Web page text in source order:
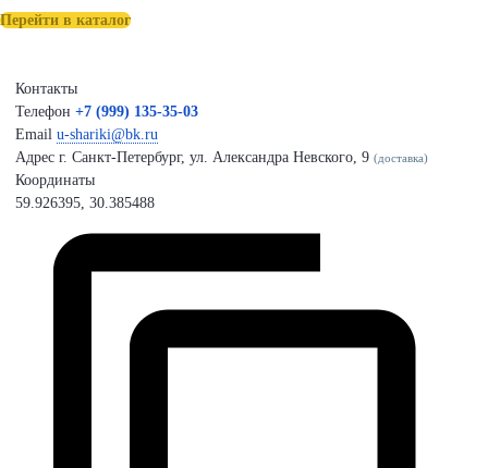
Перейти в каталог
Контакты
Телефон +7 (999) 135-35-03
Email u-shariki@bk.ru
Адрес г. Санкт-Петербург, ул. Александра Невского, 9 (доставка)
Координаты
59.926395, 30.385488